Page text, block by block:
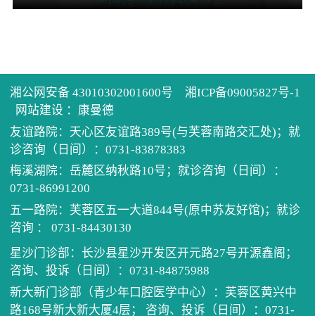
历任
医院
电话
坐诊
招采
健康
健康
住培
科教
继续
住院
门诊
医保
党建
我为
湘公网安备 43010302001600号
湘ICP备09005827号-1
网站建设 ： 康曼德
友谊路院：天心区友谊路389号(与芙蓉南路交汇处)；就
诊咨询（日间）：0731-83878383
梅溪湖院：岳麓区纳秋路10号；就诊咨询（日间）：
0731-86991200
五一路院：芙蓉区五一大道844号(原中苏友好馆)；就诊
咨询 ： 0731-84430130
星沙门诊部：长沙县星沙开发区开元路27号开源鑫阁；
咨询、投诉（日间）：0731-84875988
新大新门诊部（青少年口腔医学中心）：芙蓉区黄兴中
路168号新大新大厦4层； 咨询、投诉（日间）：0731-